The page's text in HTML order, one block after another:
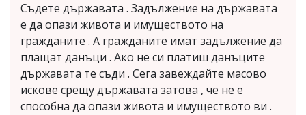
Съдете държавата . Задължение на държавата
е да опази живота и имуществото на
гражданите . А гражданите имат задължение да
плащат данъци . Ако не си платиш данъците
държавата те съди . Сега завеждайте масово
искове срещу държавата затова , че не е
способна да опази живота и имуществото ви .